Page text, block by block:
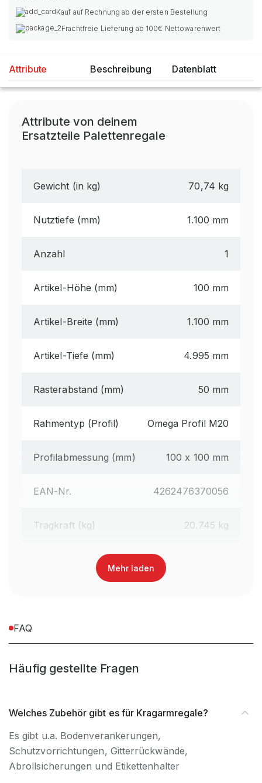
Kauf auf Rechnung ab der ersten Bestellung
Frachtfreie Lieferung ab 100€ Nettowarenwert
Attribute Beschreibung Datenblatt
Attribute von deinem
Ersatzteile Palettenregale
Gewicht (in kg) 70,74 kg
Nutztiefe (mm) 1.100 mm
Anzahl 1
Artikel-Höhe (mm) 100 mm
Artikel-Breite (mm) 1.100 mm
Artikel-Tiefe (mm) 4.995 mm
Rasterabstand (mm) 50 mm
Rahmentyp (Profil) Omega Profil M20
Profilabmessung (mm) 100 x 100 mm
EAN-Nr. 4262476370056
Tragkraft (kg) 20.745 kg
Mehr laden
FAQ
Häufig gestellte Fragen
Welches Zubehör gibt es für Kragarmregale?
Es gibt u.a. Bodenverankerungen,
Schutzvorrichtungen, Gitterrückwände,
Abrollsicherungen und Etikettenhalter